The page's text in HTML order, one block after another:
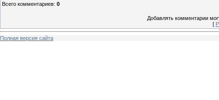
Всего комментариев: 0
Добавлять комментарии
[
Полная версия сайта